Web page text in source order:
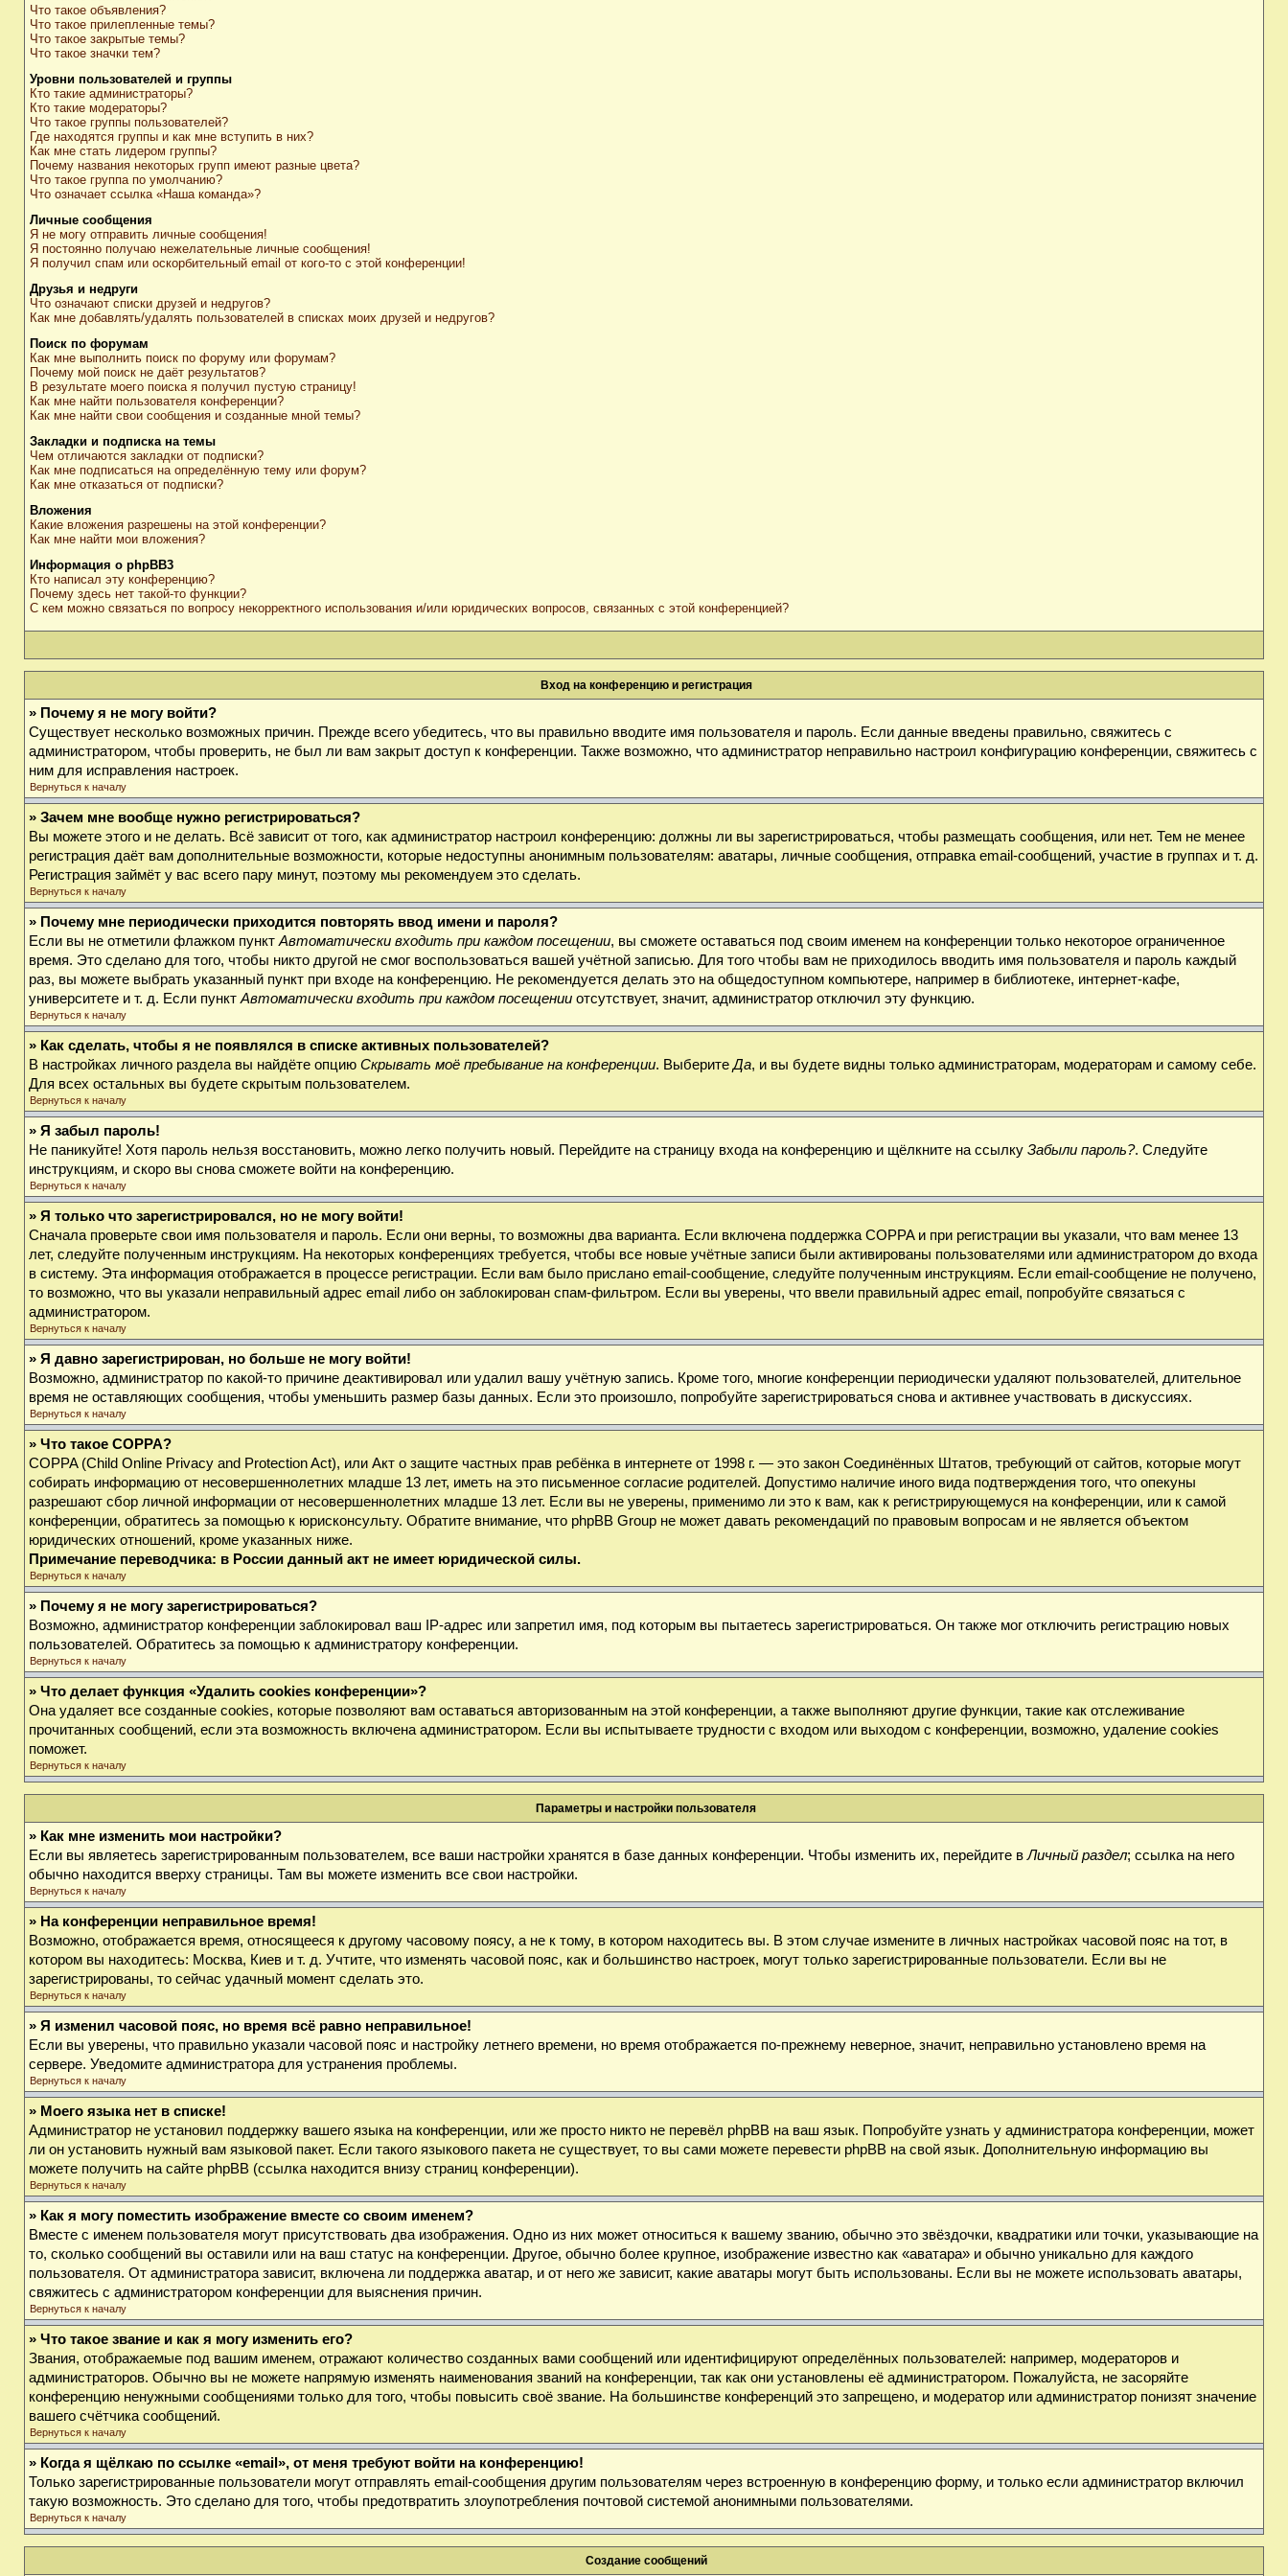
Что такое объявления?
Что такое прилепленные темы?
Что такое закрытые темы?
Что такое значки тем?
Уровни пользователей и группы
Кто такие администраторы?
Кто такие модераторы?
Что такое группы пользователей?
Где находятся группы и как мне вступить в них?
Как мне стать лидером группы?
Почему названия некоторых групп имеют разные цвета?
Что такое группа по умолчанию?
Что означает ссылка «Наша команда»?
Личные сообщения
Я не могу отправить личные сообщения!
Я постоянно получаю нежелательные личные сообщения!
Я получил спам или оскорбительный email от кого-то с этой конференции!
Друзья и недруги
Что означают списки друзей и недругов?
Как мне добавлять/удалять пользователей в списках моих друзей и недругов?
Поиск по форумам
Как мне выполнить поиск по форуму или форумам?
Почему мой поиск не даёт результатов?
В результате моего поиска я получил пустую страницу!
Как мне найти пользователя конференции?
Как мне найти свои сообщения и созданные мной темы?
Закладки и подписка на темы
Чем отличаются закладки от подписки?
Как мне подписаться на определённую тему или форум?
Как мне отказаться от подписки?
Вложения
Какие вложения разрешены на этой конференции?
Как мне найти мои вложения?
Информация о phpBB3
Кто написал эту конференцию?
Почему здесь нет такой-то функции?
С кем можно связаться по вопросу некорректного использования и/или юридических вопросов, связанных с этой конференцией?
Вход на конференцию и регистрация
» Почему я не могу войти?
Существует несколько возможных причин. Прежде всего убедитесь, что вы правильно вводите имя пользователя и пароль. Если данные введены правильно, свяжитесь с
администратором, чтобы проверить, не был ли вам закрыт доступ к конференции. Также возможно, что администратор неправильно настроил конфигурацию конференции, свяжитесь с
ним для исправления настроек.
Вернуться к началу
» Зачем мне вообще нужно регистрироваться?
Вы можете этого и не делать. Всё зависит от того, как администратор настроил конференцию: должны ли вы зарегистрироваться, чтобы размещать сообщения, или нет. Тем не менее
регистрация даёт вам дополнительные возможности, которые недоступны анонимным пользователям: аватары, личные сообщения, отправка email-сообщений, участие в группах и т. д.
Регистрация займёт у вас всего пару минут, поэтому мы рекомендуем это сделать.
Вернуться к началу
» Почему мне периодически приходится повторять ввод имени и пароля?
Если вы не отметили флажком пункт Автоматически входить при каждом посещении, вы сможете оставаться под своим именем на конференции только некоторое ограниченное
время. Это сделано для того, чтобы никто другой не смог воспользоваться вашей учётной записью. Для того чтобы вам не приходилось вводить имя пользователя и пароль каждый
раз, вы можете выбрать указанный пункт при входе на конференцию. Не рекомендуется делать это на общедоступном компьютере, например в библиотеке, интернет-кафе,
университете и т. д. Если пункт Автоматически входить при каждом посещении отсутствует, значит, администратор отключил эту функцию.
Вернуться к началу
» Как сделать, чтобы я не появлялся в списке активных пользователей?
В настройках личного раздела вы найдёте опцию Скрывать моё пребывание на конференции. ВыберитеДа, и вы будете видны только администраторам, модераторам и самому себе.
Для всех остальных вы будете скрытым пользователем.
Вернуться к началу
» Я забыл пароль!
Не паникуйте! Хотя пароль нельзя восстановить, можно легко получить новый. Перейдите на страницу входа на конференцию и щёлкните на ссылку Забыли пароль?. Следуйте
инструкциям, и скоро вы снова сможете войти на конференцию.
Вернуться к началу
» Я только что зарегистрировался, но не могу войти!
Сначала проверьте свои имя пользователя и пароль. Если они верны, то возможны два варианта. Если включена поддержка COPPA и при регистрации вы указали, что вам менее 13
лет, следуйте полученным инструкциям. На некоторых конференциях требуется, чтобы все новые учётные записи были активированы пользователями или администратором до входа
в систему. Эта информация отображается в процессе регистрации. Если вам было прислано email-сообщение, следуйте полученным инструкциям. Если email-сообщение не получено,
то возможно, что вы указали неправильный адрес email либо он заблокирован спам-фильтром. Если вы уверены, что ввели правильный адрес email, попробуйте связаться с
администратором.
Вернуться к началу
» Я давно зарегистрирован, но больше не могу войти!
Возможно, администратор по какой-то причине деактивировал или удалил вашу учётную запись. Кроме того, многие конференции периодически удаляют пользователей, длительное
время не оставляющих сообщения, чтобы уменьшить размер базы данных. Если это произошло, попробуйте зарегистрироваться снова и активнее участвовать в дискуссиях.
Вернуться к началу
» Что такое COPPA?
COPPA (Child Online Privacy and Protection Act), или Акт о защите частных прав ребёнка в интернете от 1998 г. — это закон Соединённых Штатов, требующий от сайтов, которые могут
собирать информацию от несовершеннолетних младше 13 лет, иметь на это письменное согласие родителей. Допустимо наличие иного вида подтверждения того, что опекуны
разрешают сбор личной информации от несовершеннолетних младше 13 лет. Если вы не уверены, применимо ли это к вам, как к регистрирующемуся на конференции, или к самой
конференции, обратитесь за помощью к юрисконсульту. Обратите внимание, что phpBB Group не может давать рекомендаций по правовым вопросам и не является объектом
юридических отношений, кроме указанных ниже.
Примечание переводчика: в России данный акт не имеет юридической силы.
Вернуться к началу
» Почему я не могу зарегистрироваться?
Возможно, администратор конференции заблокировал ваш IP-адрес или запретил имя, под которым вы пытаетесь зарегистрироваться. Он также мог отключить регистрацию новых
пользователей. Обратитесь за помощью к администратору конференции.
Вернуться к началу
» Что делает функция «Удалить cookies конференции»?
Она удаляет все созданные cookies, которые позволяют вам оставаться авторизованным на этой конференции, а также выполняют другие функции, такие как отслеживание
прочитанных сообщений, если эта возможность включена администратором. Если вы испытываете трудности с входом или выходом с конференции, возможно, удаление cookies
поможет.
Вернуться к началу
Параметры и настройки пользователя
» Как мне изменить мои настройки?
Если вы являетесь зарегистрированным пользователем, все ваши настройки хранятся в базе данных конференции. Чтобы изменить их, перейдите вЛичный раздел; ссылка на него
обычно находится вверху страницы. Там вы можете изменить все свои настройки.
Вернуться к началу
» На конференции неправильное время!
Возможно, отображается время, относящееся к другому часовому поясу, а не к тому, в котором находитесь вы. В этом случае измените в личных настройках часовой пояс на тот, в
котором вы находитесь: Москва, Киев и т. д. Учтите, что изменять часовой пояс, как и большинство настроек, могут только зарегистрированные пользователи. Если вы не
зарегистрированы, то сейчас удачный момент сделать это.
Вернуться к началу
» Я изменил часовой пояс, но время всё равно неправильное!
Если вы уверены, что правильно указали часовой пояс и настройку летнего времени, но время отображается по-прежнему неверное, значит, неправильно установлено время на
сервере. Уведомите администратора для устранения проблемы.
Вернуться к началу
» Моего языка нет в списке!
Администратор не установил поддержку вашего языка на конференции, или же просто никто не перевёл phpBB на ваш язык. Попробуйте узнать у администратора конференции, может
ли он установить нужный вам языковой пакет. Если такого языкового пакета не существует, то вы сами можете перевести phpBB на свой язык. Дополнительную информацию вы
можете получить на сайте phpBB (ссылка находится внизу страниц конференции).
Вернуться к началу
» Как я могу поместить изображение вместе со своим именем?
Вместе с именем пользователя могут присутствовать два изображения. Одно из них может относиться к вашему званию, обычно это звёздочки, квадратики или точки, указывающие на
то, сколько сообщений вы оставили или на ваш статус на конференции. Другое, обычно более крупное, изображение известно как «аватара» и обычно уникально для каждого
пользователя. От администратора зависит, включена ли поддержка аватар, и от него же зависит, какие аватары могут быть использованы. Если вы не можете использовать аватары,
свяжитесь с администратором конференции для выяснения причин.
Вернуться к началу
» Что такое звание и как я могу изменить его?
Звания, отображаемые под вашим именем, отражают количество созданных вами сообщений или идентифицируют определённых пользователей: например, модераторов и
администраторов. Обычно вы не можете напрямую изменять наименования званий на конференции, так как они установлены её администратором. Пожалуйста, не засоряйте
конференцию ненужными сообщениями только для того, чтобы повысить своё звание. На большинстве конференций это запрещено, и модератор или администратор понизят значение
вашего счётчика сообщений.
Вернуться к началу
» Когда я щёлкаю по ссылке «email», от меня требуют войти на конференцию!
Только зарегистрированные пользователи могут отправлять email-сообщения другим пользователям через встроенную в конференцию форму, и только если администратор включил
такую возможность. Это сделано для того, чтобы предотвратить злоупотребления почтовой системой анонимными пользователями.
Вернуться к началу
Создание сообщений